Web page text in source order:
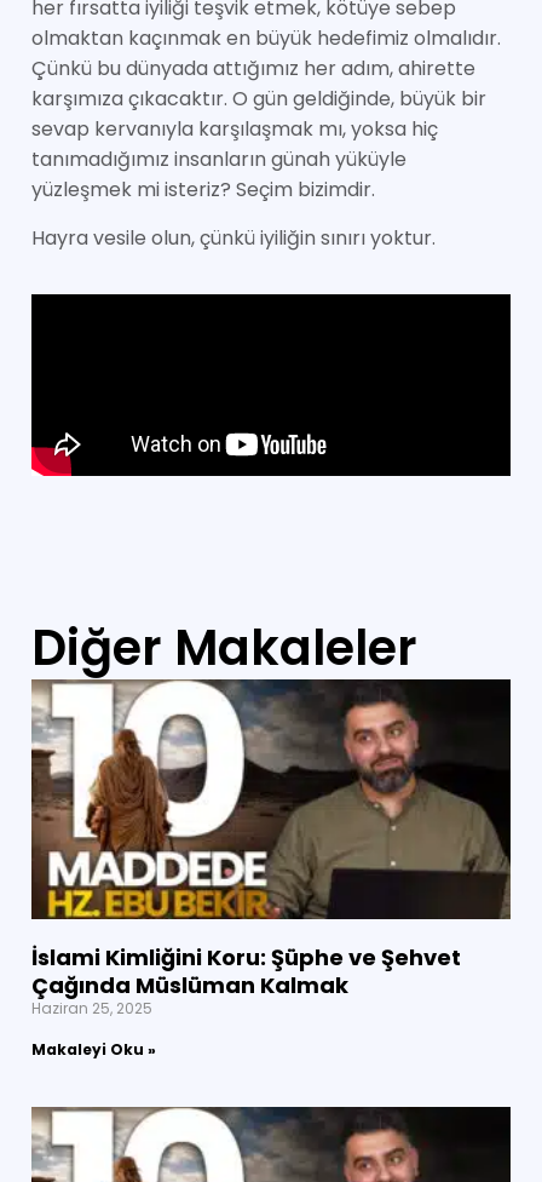
her fırsatta iyiliği teşvik etmek, kötüye sebep
olmaktan kaçınmak en büyük hedefimiz olmalıdır.
Çünkü bu dünyada attığımız her adım, ahirette
karşımıza çıkacaktır. O gün geldiğinde, büyük bir
sevap kervanıyla karşılaşmak mı, yoksa hiç
tanımadığımız insanların günah yüküyle
yüzleşmek mi isteriz? Seçim bizimdir.
Hayra vesile olun, çünkü iyiliğin sınırı yoktur.
Diğer Makaleler
İslami Kimliğini Koru: Şüphe ve Şehvet
Çağında Müslüman Kalmak
Haziran 25, 2025
Makaleyi Oku »